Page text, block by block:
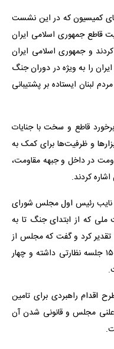
کمیسیون که در این نشست
جمهوری اسلامی ایران
و جمهوری اسلامی ایران
را به ویژه در دوران جنگ
لبنان ایستاده بر پشتیبانی
قاطع و سخت با جنایات
و ظرفیت‌ها برای کمک به
در داخل و جبهه مقاومت،
کردند.
نایب رئیس اول مجلس شورای
که از ابتدای جنگ تا به
تقدیر کرد و گفت که مجلس از
ابتدای سومین جنگ تحمیلی تا به امروز ۱۵۰ جلسه نظارتی داشته و چهار
اقدام راهبردی برای تامین
مجلس و قانونی شدن آن